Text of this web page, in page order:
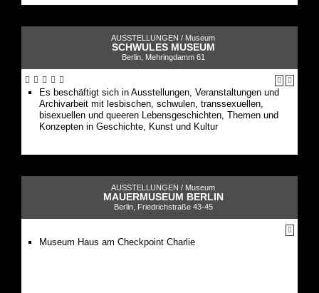
AUSSTELLUNGEN / Museum
SCHWULES MUSEUM
Berlin, Mehringdamm 61
Es beschäftigt sich in Ausstellungen, Veranstaltungen und
Archivarbeit mit lesbischen, schwulen, transsexuellen,
bisexuellen und queeren Lebensgeschichten, Themen und
Konzepten in Geschichte, Kunst und Kultur
AUSSTELLUNGEN / Museum
MAUERMUSEUM BERLIN
Berlin, Friedrichstraße 43-45
Museum Haus am Checkpoint Charlie